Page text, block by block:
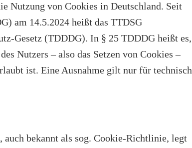
Nutzung von Cookies in Deutschland. Seit
am 14.5.2024 heißt das TTDSG
Gesetz (TDDDG). In § 25 TDDDG heißt es,
Nutzers – also das Setzen von Cookies –
ist. Eine Ausnahme gilt nur für technisch
auch bekannt als sog. Cookie-Richtlinie, legt